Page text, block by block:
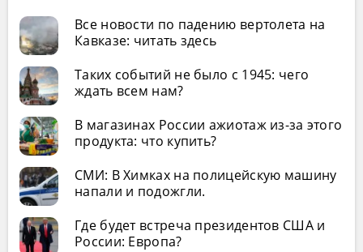
Все новости по падению вертолета на
Кавказе: читать здесь
Таких событий не было с 1945: чего
ждать всем нам?
В магазинах России ажиотаж из-за этого
продукта: что купить?
СМИ: В Химках на полицейскую машину
напали и подожгли.
Где будет встреча президентов США и
России: Европа?